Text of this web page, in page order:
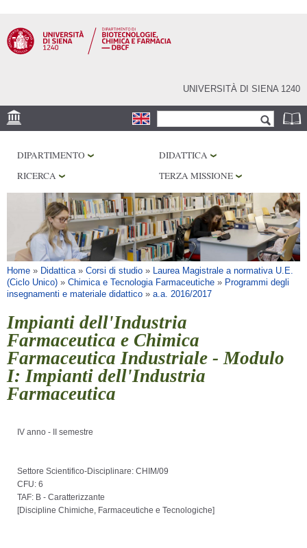
contenuto
principale
UNIVERSITÀ DI SIENA 1240
Form di ricerca
CENTRI DI RICERCA
LABORATORI
BIBLIOTECHE
SERVIZI
DIPARTIMENTO
DIDATTICA
RICERCA
TERZA MISSIONE
Tu sei qui
Home » Didattica» Corsi di studio » Laurea Magistrale a normativa U.E.
(Ciclo Unico) » Chimica e Tecnologia Farmaceutiche » Programmi degli
insegnamenti e materiale didattico » a.a. 2016/2017
Impianti dell'Industria
Farmaceutica e Chimica
Farmaceutica Industriale - Modulo
I: Impianti dell'Industria
Farmaceutica
IV anno - II semestre
Settore Scientifico-Disciplinare: CHIM/09
CFU: 6
TAF: B - Caratterizzante
[Discipline Chimiche, Farmaceutiche e Tecnologiche]